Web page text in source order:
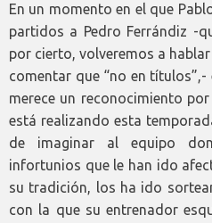
En un momento en el que
partidos a Pedro Ferrándiz -
por cierto, volveremos a
comentar que “no en
merece un reconocimiento
está realizando esta
de imaginar al equipo
infortunios que le han ido
su tradición, los ha ido
con la que su entrenador